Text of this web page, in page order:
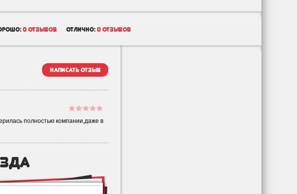
0 отзывов отлично: 0 отзывов
написать отзыв
полностью компании,даже в